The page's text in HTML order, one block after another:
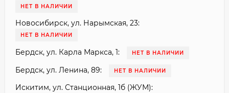
НЕТ В НАЛИЧИИ
Новосибирск, ул. Нарымская, 23:
НЕТ В НАЛИЧИИ
Бердск, ул. Карла Маркса, 1: НЕТ В НАЛИЧИИ
Бердск, ул. Ленина, 89: НЕТ В НАЛИЧИИ
Искитим, ул. Станционная, 1б (ЖУМ):